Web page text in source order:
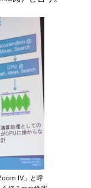
IV」と呼